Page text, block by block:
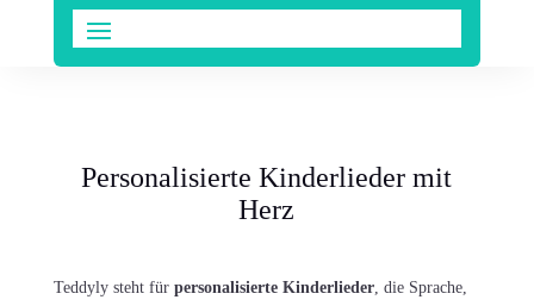
Personalisierte Kinderlieder mit
Herz
Teddyly steht für personalisierte Kinderlieder, die Sprache,